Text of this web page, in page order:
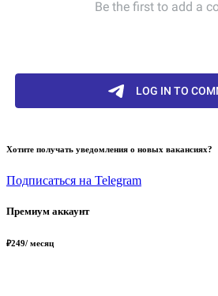
Хотите получать уведомления о новых вакансиях?
Подписаться на Telegram
Премиум аккаунт
₽249/ месяц